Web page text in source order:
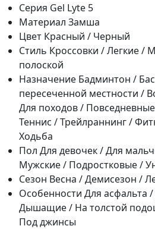
Серия Gel Lyte 5
Материал Замша
Цвет Красный / Черный
Стиль Кроссовки / Легкие /
полоской
Назначение Бадминтон /
пересеченной местности /
Для походов /
Теннис / Трейлраннинг /
Ходьба
Пол Для девочек / Для
Мужские / Подростковые /
Сезон Весна / Демисезон /
Особенности Для асфальта
Дышащие / На толстой
Под джинсы